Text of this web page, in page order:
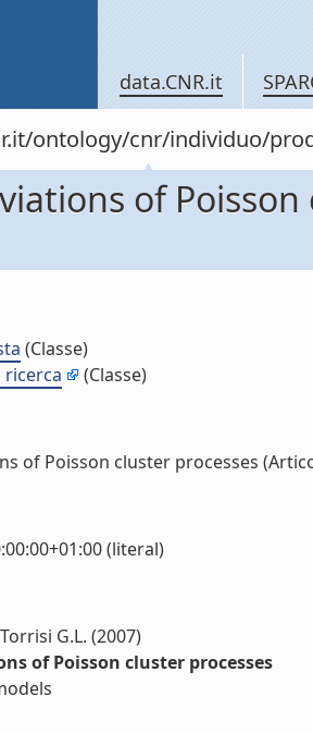
data.CNR.it
ontology/cnr/individuo/
of
(Classe)
(Classe)
of Poisson cluster processes
(literal)
G.L. (2007)
of Poisson cluster processes